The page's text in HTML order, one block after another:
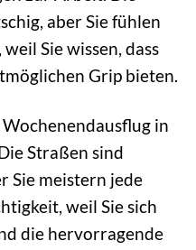
aber Sie fühlen
Sie wissen, dass
Grip bieten.
in
Straßen sind
Sie meistern jede
weil Sie sich
die hervorragende